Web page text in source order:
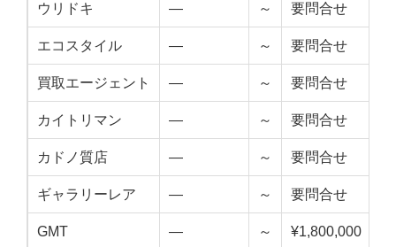
ウリドキ — ～ 要問合せ
エコスタイル — ～ 要問合せ
買取エージェント — ～ 要問合せ
カイトリマン — ～ 要問合せ
カドノ質店 — ～ 要問合せ
ギャラリーレア — ～ 要問合せ
GMT — ～ ¥1,800,000